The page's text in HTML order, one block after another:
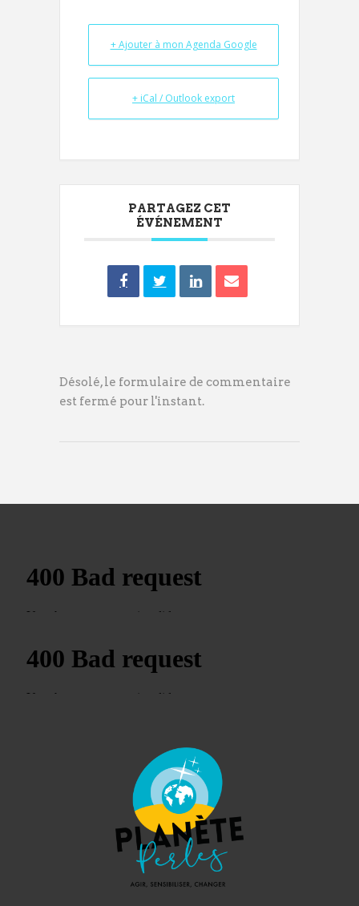
+ Ajouter à mon Agenda Google
+ iCal / Outlook export
PARTAGEZ CET
ÉVÉNEMENT
Désolé, le formulaire de commentaire
est fermé pour l'instant.